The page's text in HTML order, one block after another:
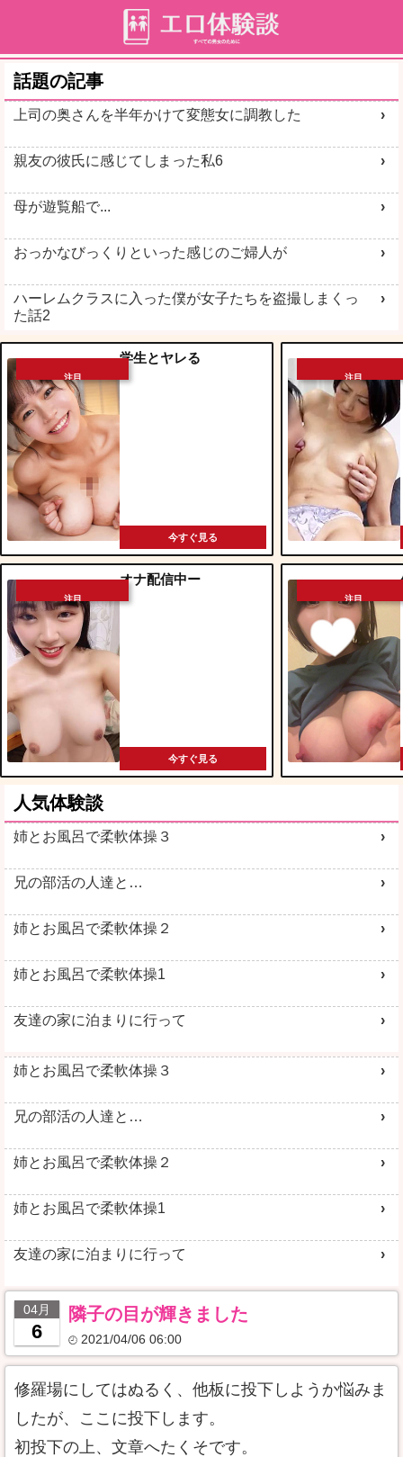
話題の記事
上司の奥さんを半年かけて変態女に調教した
親友の彼氏に感じてしまった私6
母が遊覧船で...
おっかなびっくりといった感じのご婦人が
ハーレムクラスに入った僕が女子たちを盗撮しまくっ
た話2
注目
学生とヤレる
今すぐ見る
注目
オナ配信中ー
今すぐ見る
注目
注目
人気体験談
姉とお風呂で柔軟体操３
兄の部活の人達と…
姉とお風呂で柔軟体操２
姉とお風呂で柔軟体操1
友達の家に泊まりに行って
姉とお風呂で柔軟体操３
兄の部活の人達と…
姉とお風呂で柔軟体操２
姉とお風呂で柔軟体操1
友達の家に泊まりに行って
04月
6
隣子の目が輝きました
2021/04/06 06:00
修羅場にしてはぬるく、他板に投下しようか悩みま
したが、ここに投下します。
初投下の上、文章へたくそです。